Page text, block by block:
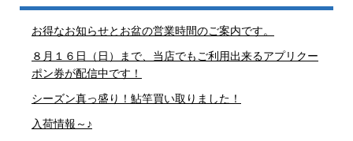
お得なお知らせとお盆の営業時間のご案内です。
８月１６日（日）まで、当店でもご利用出来るアプリクー
ポン券が配信中です！
シーズン真っ盛り！鮎竿買い取りました！
入荷情報～♪